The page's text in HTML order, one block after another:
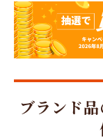
ブランド